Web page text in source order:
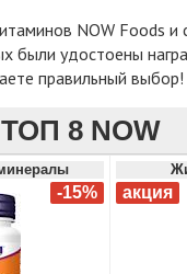
NOW Foods и
были удостоены
правильный выбор!
8 NOW